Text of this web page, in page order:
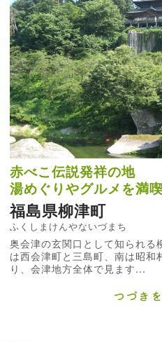
赤べこ伝説発祥の地
湯めぐりやグルメを満喫
福島県柳津町
ふくしまけんやないづまち
奥会津の玄関口として知られる
は西会津町と三島町、南は昭和
り、会津地方全体で見ます...
つづき